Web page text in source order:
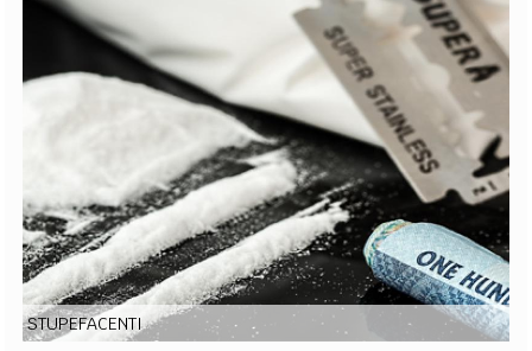
TEAM
REDAZIONE COMITATO SCIENTIFICO AUTORI
CURATORI
PARTNER COLLABORA CON NOI
EXTRA
CODICI RUBRICHE LIBRI PROCEEDINGS PUBBLICITÀ CONTATTI
SOCIAL MEDIA
STUPEFACENTI